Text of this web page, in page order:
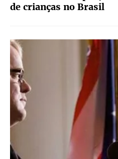
de crianças no Brasil